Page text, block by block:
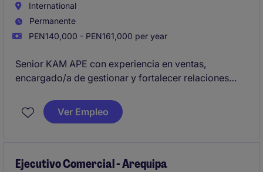
International
Permanente
PEN140,000 - PEN161,000 per year
Senior KAM APE con experiencia en ventas,
encargado/a de gestionar y fortalecer relaciones
y recursos naturales en Ate. Se busca un perfil
orientado a resultados, con capacidad de identificar
Ver Empleo
Ejecutivo Comercial - Arequipa